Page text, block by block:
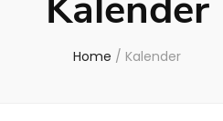
Home / Kalender